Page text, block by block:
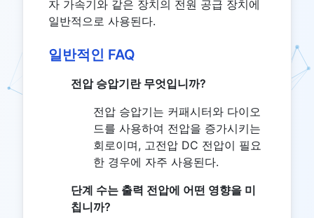
자 가속기와 같은 장치의 전원 공급 장치에
일반적으로 사용된다.
일반적인 FAQ
전압 승압기란 무엇입니까?
전압 승압기는 커패시터와 다이오
드를 사용하여 전압을 증가시키는
회로이며, 고전압 DC 전압이 필요
한 경우에 자주 사용된다.
단계 수는 출력 전압에 어떤 영향을 미
칩니까?